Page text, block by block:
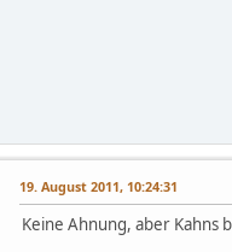
19. August 2011, 10:24:31
Keine Ahnung, aber Kahns